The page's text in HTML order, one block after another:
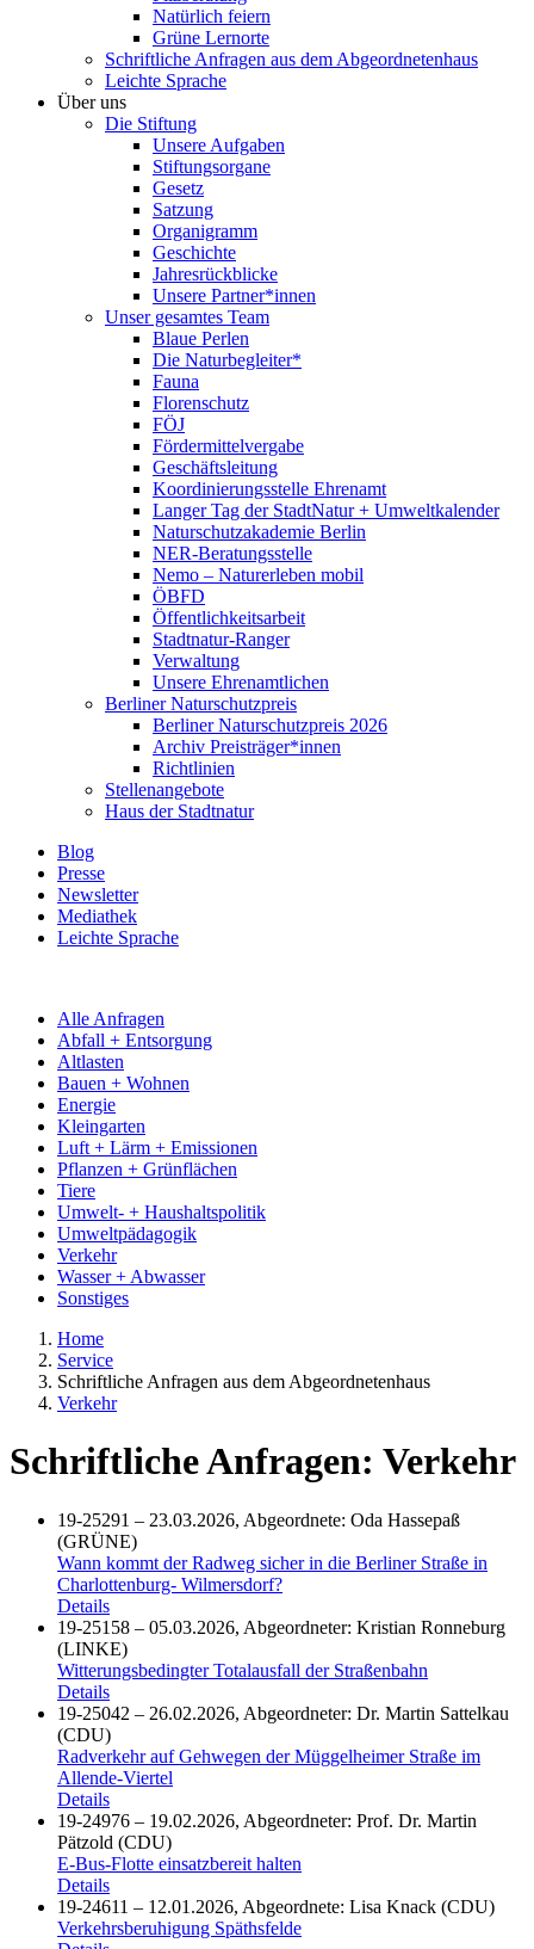
Natürlich feiern
Grüne Lernorte
Schriftliche Anfragen aus dem Abgeordnetenhaus
Leichte Sprache
Über uns
Die Stiftung
Unsere Aufgaben
Stiftungsorgane
Gesetz
Satzung
Organigramm
Geschichte
Jahresrückblicke
Unsere Partner*innen
Unser gesamtes Team
Blaue Perlen
Die Naturbegleiter*
Fauna
Florenschutz
FÖJ
Fördermittelvergabe
Geschäftsleitung
Koordinierungsstelle Ehrenamt
Langer Tag der StadtNatur + Umweltkalender
Naturschutzakademie Berlin
NER-Beratungsstelle
Nemo – Naturerleben mobil
ÖBFD
Öffentlichkeitsarbeit
Stadtnatur-Ranger
Verwaltung
Unsere Ehrenamtlichen
Berliner Naturschutzpreis
Berliner Naturschutzpreis 2026
Archiv Preisträger*innen
Richtlinien
Stellenangebote
Haus der Stadtnatur
Blog
Presse
Newsletter
Mediathek
Leichte Sprache
Alle Anfragen
Abfall + Entsorgung
Altlasten
Bauen + Wohnen
Energie
Kleingarten
Luft + Lärm + Emissionen
Pflanzen + Grünflächen
Tiere
Umwelt- + Haushaltspolitik
Umweltpädagogik
Verkehr
Wasser + Abwasser
Sonstiges
Home
Service
Schriftliche Anfragen aus dem Abgeordnetenhaus
Verkehr
Schriftliche Anfragen: Verkehr
19-25291 – 23.03.2026, Abgeordnete: Oda Hassepaß
(GRÜNE)
Wann kommt der Radweg sicher in die Berliner Straße in
Charlottenburg- Wilmersdorf?
Details
19-25158 – 05.03.2026, Abgeordneter: Kristian Ronneburg
(LINKE)
Witterungsbedingter Totalausfall der Straßenbahn
Details
19-25042 – 26.02.2026, Abgeordneter: Dr. Martin Sattelkau
(CDU)
Radverkehr auf Gehwegen der Müggelheimer Straße im
Allende-Viertel
Details
19-24976 – 19.02.2026, Abgeordneter: Prof. Dr. Martin
Pätzold (CDU)
E-Bus-Flotte einsatzbereit halten
Details
19-24611 – 12.01.2026, Abgeordnete: Lisa Knack (CDU)
Verkehrsberuhigung Späthsfelde